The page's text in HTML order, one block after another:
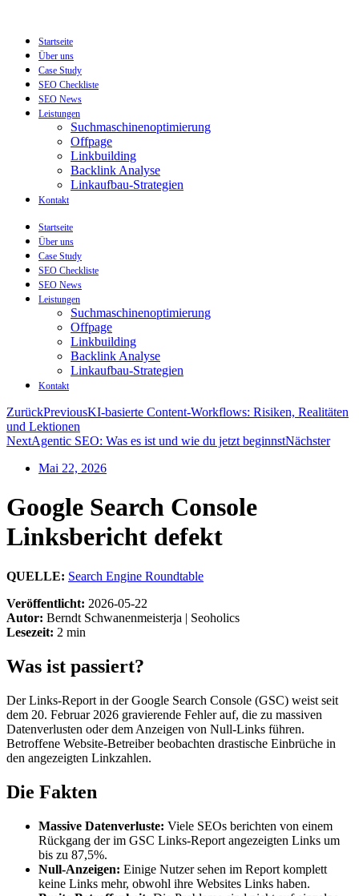
wechselnStartseite
Über uns
Case Study
SEO Checkliste
SEO News
Leistungen
Suchmaschinenoptimierung
Offpage
Linkbuilding
Backlink Analyse
Linkaufbau-Strategien
Kontakt
Startseite
Über uns
Case Study
SEO Checkliste
SEO News
Leistungen
Suchmaschinenoptimierung
Offpage
Linkbuilding
Backlink Analyse
Linkaufbau-Strategien
Kontakt
ZurückPreviousKI-basierte Content-Workflows: Risiken, Realitäten
und Lektionen
NextAgentic SEO: Was es ist und wie du jetzt beginnstNächster
Mai 22, 2026
Google Search Console
Linksbericht defekt
QUELLE: Search Engine Roundtable
Veröffentlicht: 2026-05-22
Autor: Berndt Schwanenmeisterja | Seoholics
Lesezeit: 2 min
Was ist passiert?
Der Links-Report in der Google Search Console (GSC) weist seit
dem 20. Februar 2026 gravierende Fehler auf, die zu massiven
Datenverlusten oder dem Anzeigen von Null-Links führen.
Betroffene Website-Betreiber beobachten drastische Einbrüche in
den angezeigten Linkzahlen.
Die Fakten
Massive Datenverluste: Viele SEOs berichten von einem
Rückgang der im GSC Links-Report angezeigten Links um
bis zu 87,5%.
Null-Anzeigen: Einige Nutzer sehen im Report komplett
keine Links mehr, obwohl ihre Websites Links haben.